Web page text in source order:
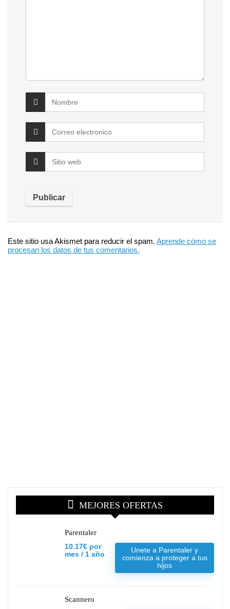
Este sitio usa Akismet para reducir el spam. Aprende cómo se
procesan los datos de tus comentarios.
MEJORES OFERTAS
Parentaler
10.17€ por
mes / 1 año
Unete a Parentaler y
comienza a proteger a tus
hijos
Scannero